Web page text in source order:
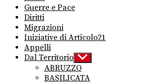
Guerre e Pace
Diritti
Migrazioni
Iniziative di Articolo21
Appelli
Dal Territorio Show
sub
menu
ABRUZZO
BASILICATA